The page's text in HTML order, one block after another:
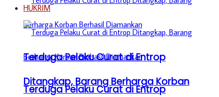
Terduga Pelaku Curat di Entrop
Ditangkap, Barang Berharga Korban
HUKRIM
Terduga Pelaku Curat di Entrop